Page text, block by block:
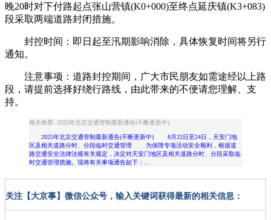
晚20时对下付路起点张山营镇(K0+000)至终点延庆镇(K3+083)
段采取两端道路封闭措施。
封控时间：即日起至汛期影响消除，具体恢复时间将另行
通知。
注意事项：道路封控期间，广大市民朋友如需途经以上路
段，请提前选择好绕行路线，由此带来的不便请您理解、支
持。
相关推荐: 2025年北京交通管制最新通告(不断更新中)
2025年北京交通管制最新通告(不断更新中) 8月22日至24日，天安门地
区及相关道路分时、分段临时交通管理 为保障专项活动安全顺利，根据道
路交通安全法律法规有关规定，决定对天安门地区及相关道路分时、分段采取临
时交通管理措施。现将有关事项通告如下：…
关注【大京事】微信公众号，输入关键词获得最新的相关信息：